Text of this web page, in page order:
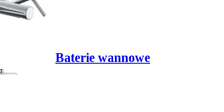
Baterie wannowe